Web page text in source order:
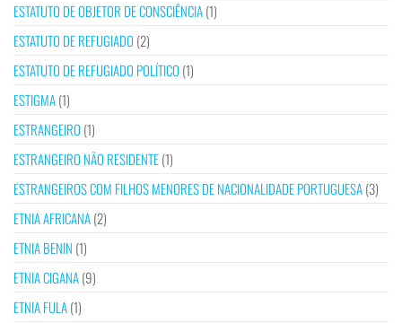
ESTATUTO DE OBJETOR DE CONSCIÊNCIA(1)
ESTATUTO DE REFUGIADO (2)
ESTATUTO DE REFUGIADO POLÍTICO (1)
ESTIGMA(1)
ESTRANGEIRO (1)
ESTRANGEIRO NÃO RESIDENTE(1)
ESTRANGEIROS COM FILHOS MENORES DE NACIONALIDADE PORTUGUESA(3)
ETNIA AFRICANA(2)
ETNIA BENIN (1)
ETNIA CIGANA(9)
ETNIA FULA(1)